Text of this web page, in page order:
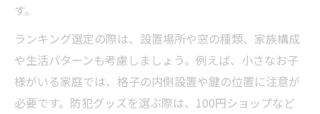
す。
ランキング選定の際は、設置場所や窓の種類、家族構成
や生活パターンも考慮しましょう。例えば、小さなお子
様がいる家庭では、格子の内側設置や鍵の位置に注意が
必要です。防犯グッズを選ぶ際は、100円ショップなど